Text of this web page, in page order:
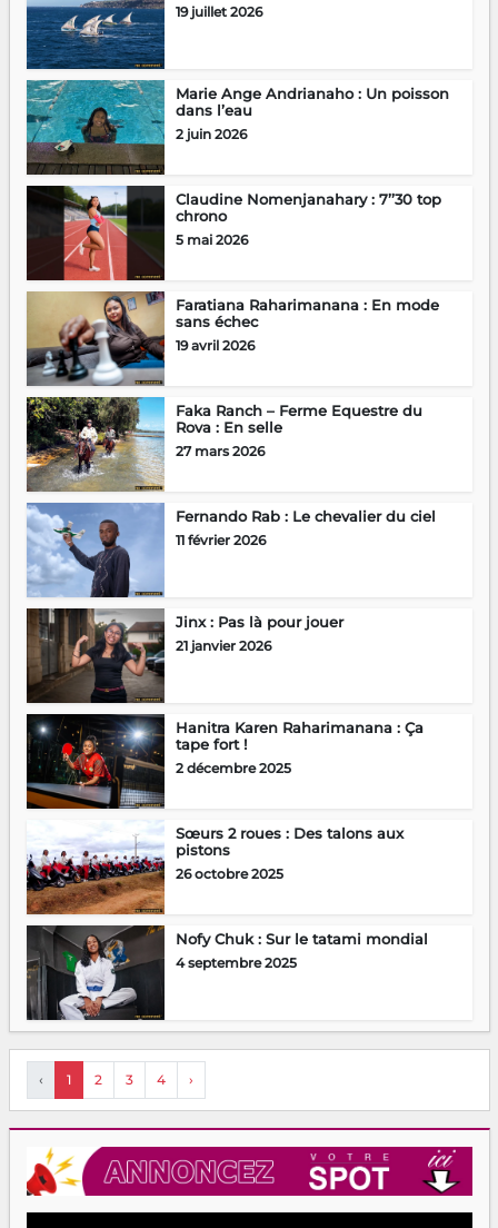
19 juillet 2026
Marie Ange Andrianaho : Un poisson
dans l’eau
2 juin 2026
Claudine Nomenjanahary : 7’’30 top
chrono
5 mai 2026
Faratiana Raharimanana : En mode
sans échec
19 avril 2026
Faka Ranch – Ferme Equestre du
Rova : En selle
27 mars 2026
Fernando Rab : Le chevalier du ciel
11 février 2026
Jinx : Pas là pour jouer
21 janvier 2026
Hanitra Karen Raharimanana : Ça
tape fort !
2 décembre 2025
Sœurs 2 roues : Des talons aux
pistons
26 octobre 2025
Nofy Chuk : Sur le tatami mondial
4 septembre 2025
‹ 1 2 3 4 ›